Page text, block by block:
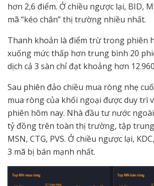
hơn 2,6 điểm. Ở chiều ngược lại, BID,
mã “kéo chân” thị trường nhiều nhất.
Thanh khoản là điểm trừ trong phiên
xuống mức thấp hơn trung bình 20
dịch cả 3 sàn chỉ đạt khoảng hơn
Sau phiên đảo chiều mua ròng nhẹ
mua ròng của khối ngoại được duy trì
phiên hôm nay. Nhà đầu tư nước
tỷ đồng trên toàn thị trường, tập trung
MSN, CTG, PVS. Ở chiều ngược lại,
3 mã bị bán mạnh nhất.